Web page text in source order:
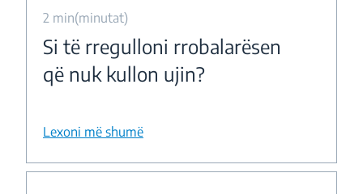
2 min(minutat)
Si të rregulloni rrobalarësen
që nuk kullon ujin?
Lexoni më shumë